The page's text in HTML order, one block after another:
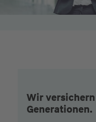
Wir
Generationen.